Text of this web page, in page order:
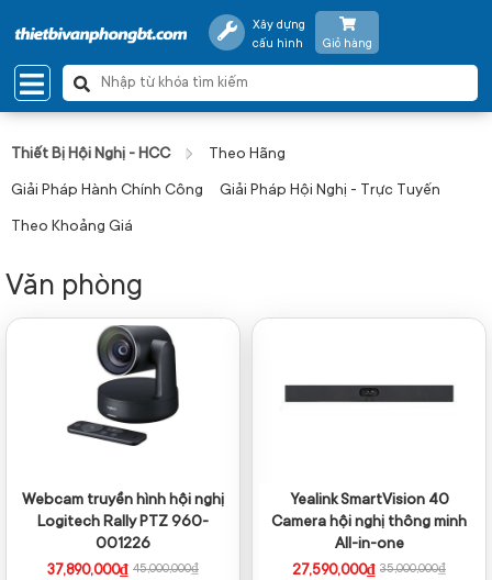
Xây dựng
cấu hình
Giỏ hàng
Thiết Bị Hội Nghị - HCC Theo Hãng
Giải Pháp Hành Chính Công Giải Pháp Hội Nghị - Trực Tuyến
Theo Khoảng Giá
Văn phòng
Webcam truyền hình hội nghị
Logitech Rally PTZ 960-
001226
37,890,000₫ 45,000,000₫
Yealink SmartVision 40
Camera hội nghị thông minh
All-in-one
27,590,000₫ 35,000,000₫